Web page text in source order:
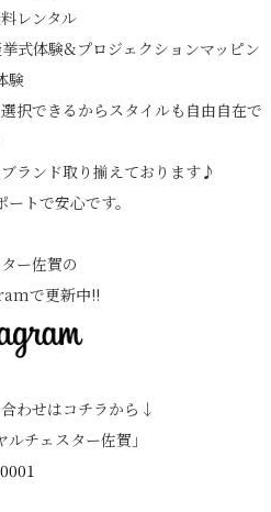
レンタル
式体験&プロジェクションマッピン
験
択できるからスタイルも自由自在で
ランド取り揃えております♪
トで安心です。
ー佐賀の
で更新中!!
わせはコチラから↓
チェスター佐賀」